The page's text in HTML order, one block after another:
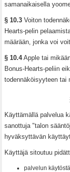
samanaikaisella
§ 10.3 Voiton
Hearts-pelin
määrään, jonka voi
§ 10.4Apple tai
Bonus-Hearts-peliin
todennäköisyyteen tai
Käyttämällä palvelua
sanottuja "talon
hyväksyttävän
Käyttäjä sitoutuu
palvelun